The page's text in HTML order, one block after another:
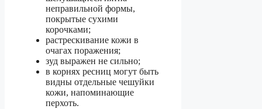
неправильной формы,
покрытые сухими
корочками;
растрескивание кожи в
очагах поражения;
зуд выражен не сильно;
в корнях ресниц могут быть
видны отдельные чешуйки
кожи, напоминающие
перхоть.